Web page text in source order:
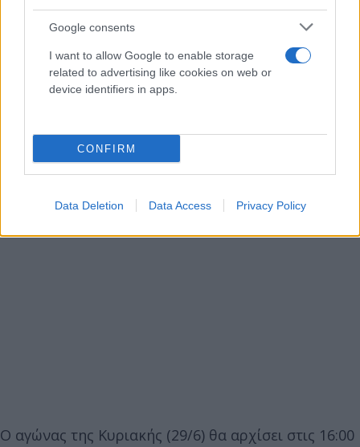
Google consents
I want to allow Google to enable storage
related to advertising like cookies on web or
device identifiers in apps.
CONFIRM
Data Deletion Data Access Privacy Policy
Ο αγώνας της Κυριακής (29/6) θα αρχίσει στις 16:00